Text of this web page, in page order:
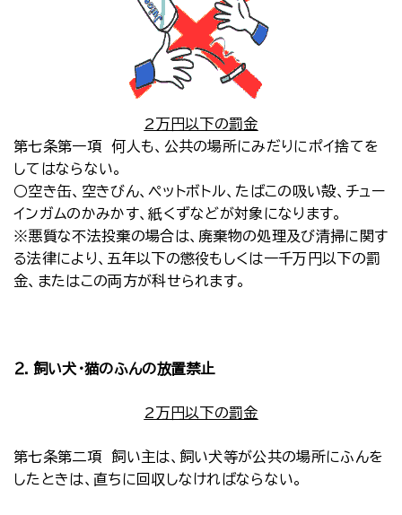
2万円以下の罰金
第七条第一項 何人も、公共の場所にみだりにポイ捨てを
してはならない。
○空き缶、空きびん、ペットボトル、たばこの吸い殻、チュー
インガムのかみかす、紙くずなどが対象になります。
※悪質な不法投棄の場合は、廃棄物の処理及び清掃に関す
る法律により、五年以下の懲役もしくは一千万円以下の罰
金、またはこの両方が科せられます。
２．飼い犬・猫のふんの放置禁止
2万円以下の罰金
第七条第二項 飼い主は、飼い犬等が公共の場所にふんを
したときは、直ちに回収しなければならない。